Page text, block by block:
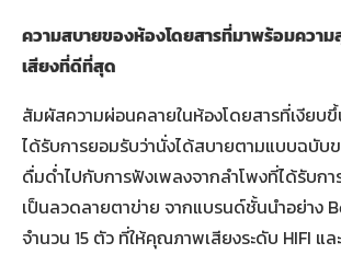
ความสบายของห้องโดยสารที่มาพร้อมควา
เสียงที่ดีที่สุด
สัมผัสความผ่อนคลายในห้องโดยสารที่เงียบ
ได้รับการยอมรับว่านั่งได้สบายตามแบบฉบับ
ดื่มด่ำไปกับการฟังเพลงจากลำโพงที่ได้รับก
เป็นลวดลายตาข่าย จากแบรนด์ชั้นนำอย่าง
จำนวน 15 ตัว ที่ให้คุณภาพเสียงระดับ HIFI แ